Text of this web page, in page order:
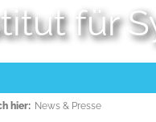
für
hier: News & Presse